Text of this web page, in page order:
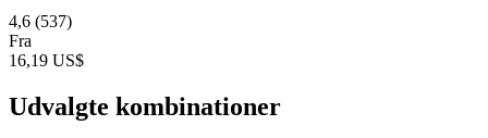
4,6 (537)
Fra
16,19 US$
Udvalgte kombinationer